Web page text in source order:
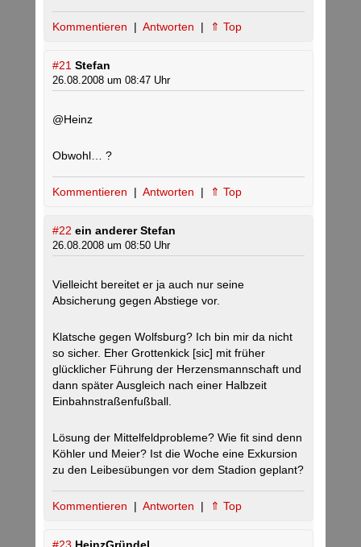
Kommentieren | Antworten | ⇑ Top
#21 Stefan
26.08.2008 um 08:47 Uhr
@Heinz
Obwohl… ?
Kommentieren | Antworten | ⇑ Top
#22 ein anderer Stefan
26.08.2008 um 08:50 Uhr
Vielleicht bereitet er ja auch nur seine
Absicherung gegen Abstiege vor.
Klatsche gegen Wolfsburg? Ich bin mir da nicht
so sicher. Eher Grottenkick [sic] mit früher
glücklicher Führung der Herzensmannschaft und
dann später Ausgleich nach einer Halbzeit
Einbahnstraßenfußball.
Lösung der Mittelfeldprobleme? Wie fit sind denn
Köhler und Meier? Ist die Woche eine Exkursion
zu den Leibesübungen vor dem Stadion geplant?
Kommentieren | Antworten | ⇑ Top